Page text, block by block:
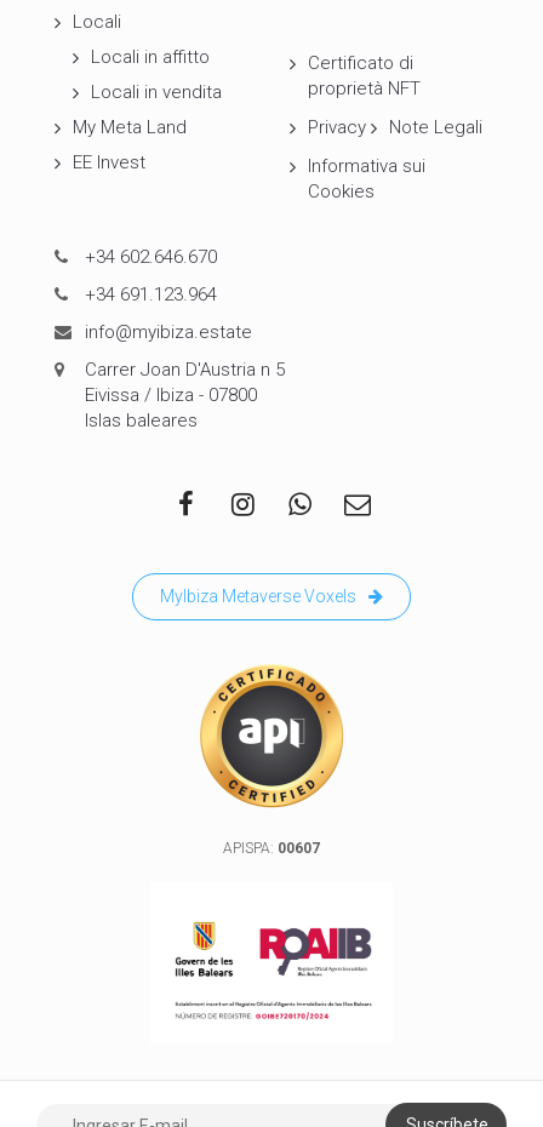
Locali
Locali in affitto
Locali in vendita
My Meta Land
EE Invest
Certificato di
proprietà NFT
Privacy
Note Legali
Informativa sui
Cookies
+34 602.646.670
+34 691.123.964
info@myibiza.estate
Carrer Joan D'Austria n 5
Eivissa / Ibiza - 07800
Islas baleares
MyIbiza Metaverse Voxels
APISPA: 00607